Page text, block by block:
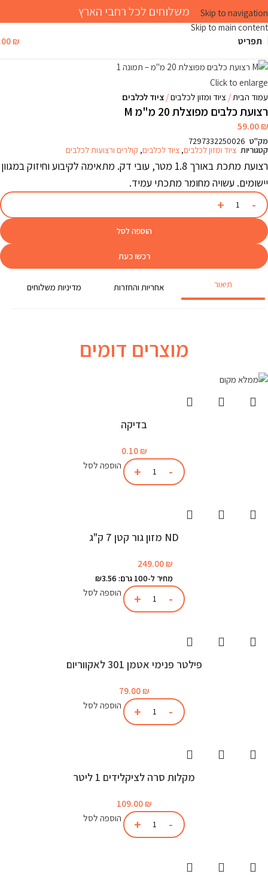
Skip to navigation
Skip to main content
משלוחים לכל רחבי הארץ
תפריט ₪
Click to enlarge
עמוד הבית
ציוד ומזון לכלבים ציוד לכלבים
רצועת כלבים מפוצלת 20 מ"מ M
59.00₪
מק"ט 7297332250026
קטגוריות ציוד ומזון לכלבים, ציוד לכלבים, קולרים ורצועות לכלבים
רצועת מתכת באורך 1.8 מטר, עובי דק. מתאימה לקיבוע וחיזוק במגוון
יישומים. עשויה מחומר מתכתי עמיד.
הוספה לסל
רכשו כעת
תיאור אחריות והחזרות מדיניות משלוחים
מוצרים דומים
בדיקה
0.10 ₪
הוספה לסל
ND מזון גור קטן 7 ק"ג
249.00 ₪
מחיר ל-100 גרם: ₪3.56
הוספה לסל
פילטר פנימי אטמן 301 לאקווריום
79.00 ₪
הוספה לסל
מקלות סרה לציקלידים 1 ליטר
109.00 ₪
הוספה לסל